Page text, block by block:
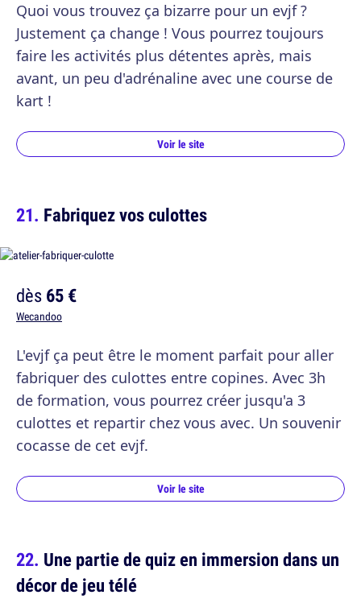
Quoi vous trouvez ça bizarre pour un evjf ?
Justement ça change ! Vous pourrez toujours
faire les activités plus détentes après, mais
avant, un peu d'adrénaline avec une course de
kart !
Voir le site
Fabriquez vos culottes
dès65 €
Wecandoo
L'evjf ça peut être le moment parfait pour aller
fabriquer des culottes entre copines. Avec 3h
de formation, vous pourrez créer jusqu'a 3
culottes et repartir chez vous avec. Un souvenir
cocasse de cet evjf.
Voir le site
Une partie de quiz en immersion dans un
décor de jeu télé